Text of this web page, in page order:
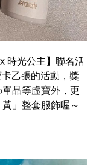
時光公主】聯名活
乙張的活動，獎
品等虛寶外，更
」整套服飾喔～